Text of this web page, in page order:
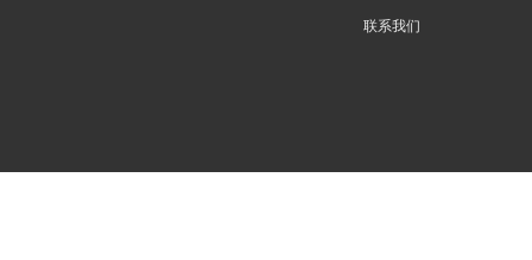
联系我们